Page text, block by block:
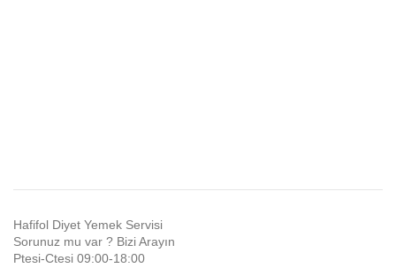
Hafifol Diyet Yemek Servisi
Sorunuz mu var ? Bizi Arayın
Ptesi-Ctesi 09:00-18:00